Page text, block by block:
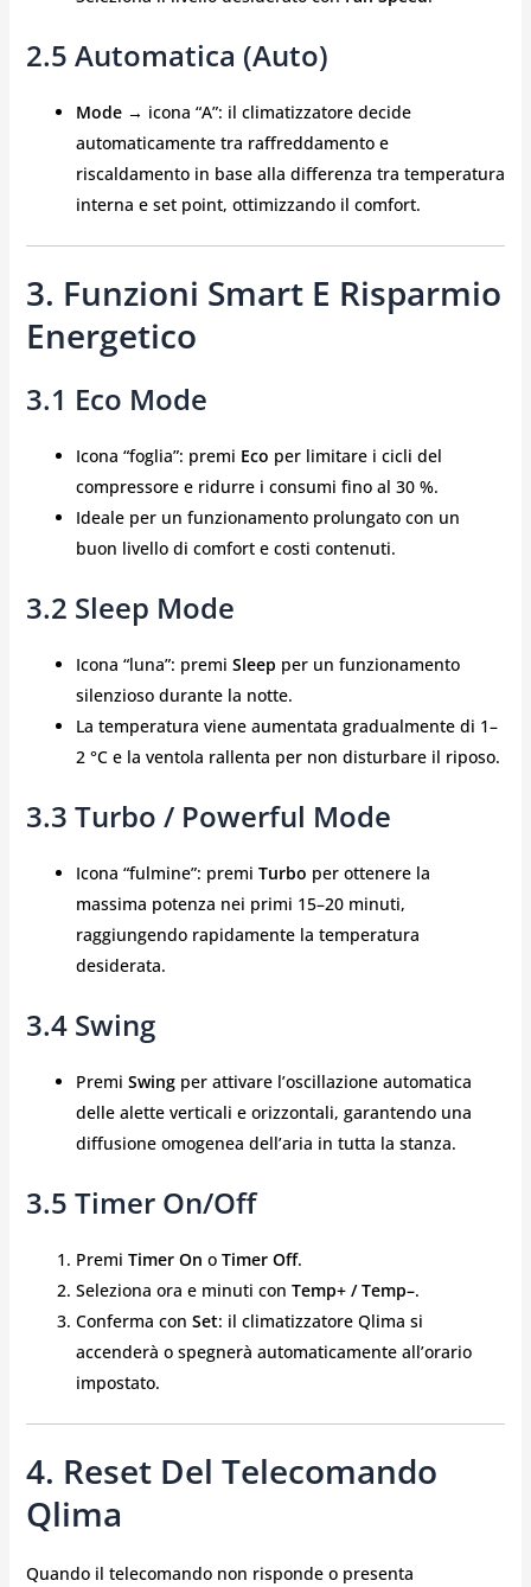
2.5 Automatica (Auto)
Mode→ icona “A”: il climatizzatore decide
automaticamente tra raffreddamento e
riscaldamento in base alla differenza tra temperatura
interna e set point, ottimizzando il comfort.
3. Funzioni Smart E Risparmio
Energetico
3.1 Eco Mode
Icona “foglia”: premi Eco per limitare i cicli del
compressore e ridurre i consumi fino al 30 %.
Ideale per un funzionamento prolungato con un
buon livello di comfort e costi contenuti.
3.2 Sleep Mode
Icona “luna”: premi Sleep per un funzionamento
silenzioso durante la notte.
La temperatura viene aumentata gradualmente di 1–
2 °C e la ventola rallenta per non disturbare il riposo.
3.3 Turbo / Powerful Mode
Icona “fulmine”: premi Turbo per ottenere la
massima potenza nei primi 15–20 minuti,
raggiungendo rapidamente la temperatura
desiderata.
3.4 Swing
Premi Swingper attivare l’oscillazione automatica
delle alette verticali e orizzontali, garantendo una
diffusione omogenea dell’aria in tutta la stanza.
3.5 Timer On/Off
Premi Timer On o Timer Off.
Seleziona ora e minuti con Temp+ / Temp–.
Conferma con Set: il climatizzatore Qlima si
accenderà o spegnerà automaticamente all’orario
impostato.
4. Reset Del Telecomando
Qlima
Quando il telecomando non risponde o presenta